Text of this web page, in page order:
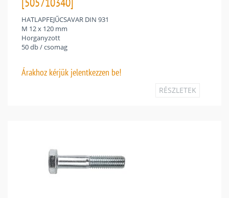
HATLAPFEJŰCSAVAR DIN 931
M 12 x 120 mm
Horganyzott
50 db / csomag
Árakhoz kérjük jelentkezzen be!
RÉSZLETEK